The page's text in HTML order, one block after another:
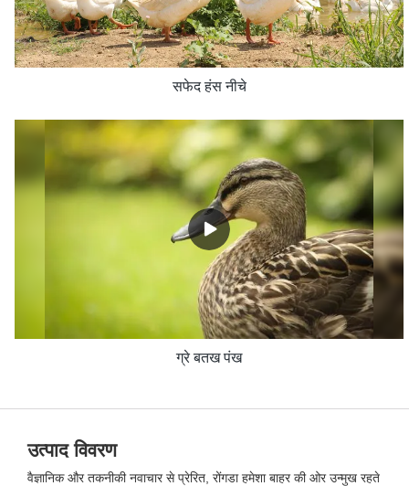
सफेद हंस नीचे
ग्रे बतख पंख
उत्पाद विवरण
वैज्ञानिक और तकनीकी नवाचार से प्रेरित, रोंगडा हमेशा बाहर की ओर उन्मुख रहते